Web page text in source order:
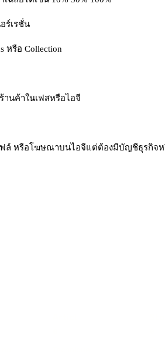
ร์เรชั่น
หรือ Collection
านค้าในเฟสหรือไอจี
ล์ หรือโฆษณาบนไอจีแต่ต้องมีบัญชีธุรกิจห